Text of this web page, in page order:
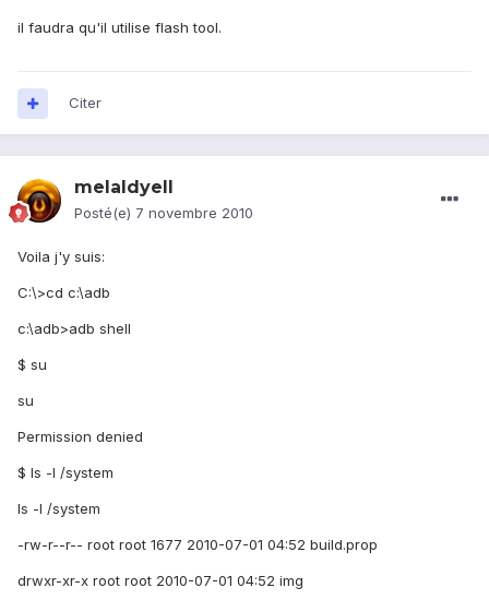
il faudra qu'il utilise flash tool.
Citer
melaldyell
Posté(e) 7 novembre 2010
Voila j'y suis:
C:\>cd c:\adb
c:\adb>adb shell
$ su
su
Permission denied
$ ls -l /system
ls -l /system
-rw-r--r-- root root 1677 2010-07-01 04:52 build.prop
drwxr-xr-x root root 2010-07-01 04:52 img